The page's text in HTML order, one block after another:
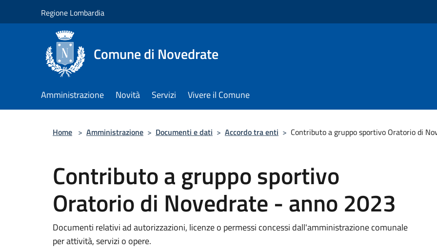
Regione Lombardia
Comune di Novedrate
Amministrazione Novità Servizi Vivere il Comune
Home > Amministrazione > Documenti e dati > Accordo tra enti > Contributo a gruppo sportivo Oratorio di
Contributo a gruppo sportivo
Oratorio di Novedrate - anno 2023
Documenti relativi ad autorizzazioni, licenze o permessi concessi dall'amministrazione comunale
per attività, servizi o opere.